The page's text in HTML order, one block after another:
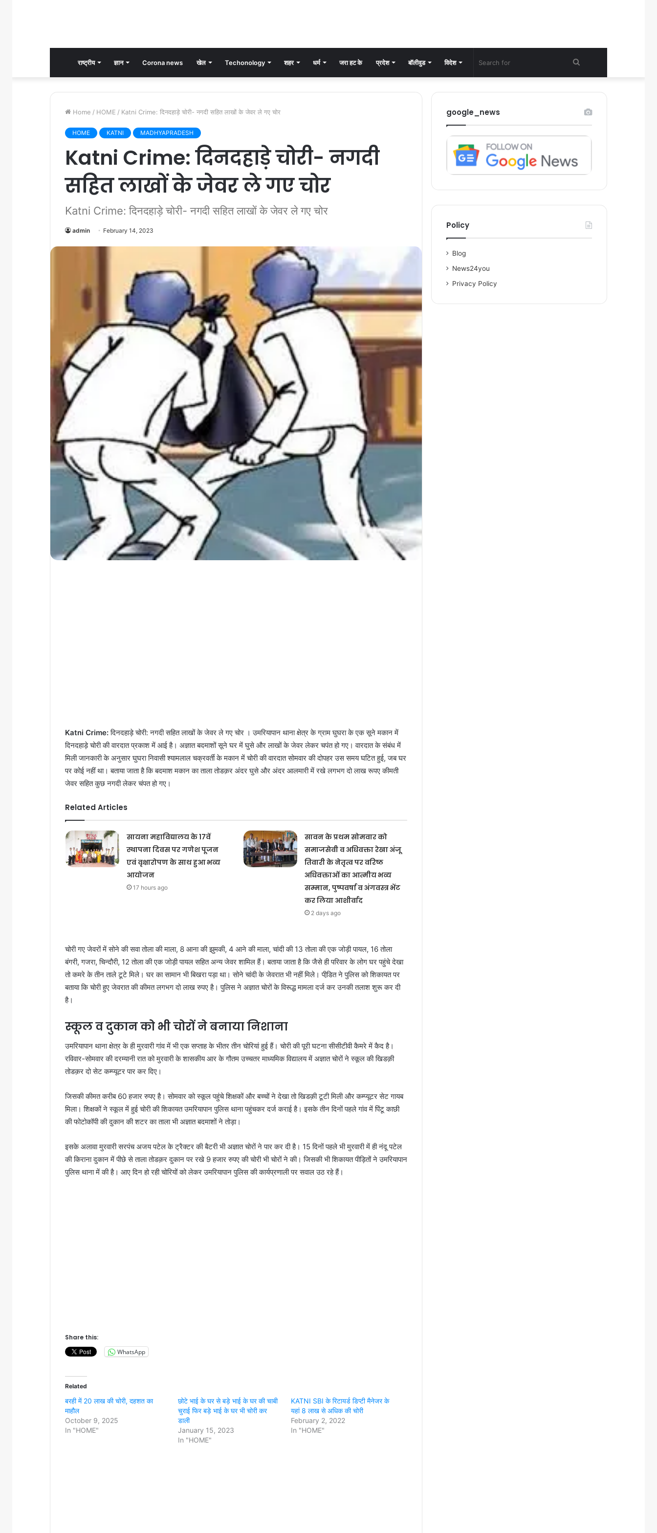
राष्ट्रीय ज्ञान Corona news खेल Techonology शहर धर्म जरा हट के प्रदेश बॉलीवुड विदेश
for
Home / HOME / Katni Crime: दिनदहाड़े चोरी- नगदी सहित लाखों के जेवर ले गए चोर
HOME KATNI MADHYAPRADESH
Katni Crime: दिनदहाड़े चोरी- नगदी
सहित लाखों के जेवर ले गए चोर
Katni Crime: दिनदहाड़े चोरी- नगदी सहित लाखों के जेवर ले गए चोर
admin February 14, 2023
Katni Crime:दिनदहाड़े चोरी: नगदी सहित लाखों के जेवर ले गए चोर । उमरियापान थाना क्षेत्र के ग्राम घुघरा के एक सूने मकान में
दिनदहाड़े चोरी की वारदात प्रकाश में आई है। अज्ञात बदमाशों सूने घर में घुसे और लाखों के जेवर लेकर चपंत हो गए। वारदात के संबंध में
मिली जानकारी के अनुसार घुघरा निवासी श्यामलाल चक्रवर्ती के मकान में चोरी की वारदात सोमवार की दोपहर उस समय घटित हुई, जब घर
पर कोई नहीं था। बताया जाता है कि बदमाश मकान का ताला तोडक़र अंदर घुसे और अंदर आलमारी में रखे लगभग दो लाख रूपए कीमती
जेवर सहित कुछ नगदी लेकर चंपत हो गए।
Related Articles
सायना महाविद्यालय के 17वें
स्थापना दिवस पर गणेश पूजन
एवं वृक्षारोपण के साथ हुआ भव्य
आयोजन
17 hours ago
सावन के प्रथम सोमवार को
समाजसेवी व अधिवक्ता रेखा अंजू
तिवारी के नेतृत्व पर वरिष्ठ
अधिवक्ताओं का आत्मीय भव्य
सम्मान, पुष्पवर्षा व अंगवस्त्र भेंट
कर लिया आशीर्वाद
2 days ago
चोरी गए जेवरों में सोने की सवा तोला की माला, 8 आना की झुमकी, 4 आने की माला, चांदी की 13 तोला की एक जोड़ी पायल, 16 तोला
बंगरी, गजरा, चिन्दौरी, 12 तोला की एक जोड़ी पायल सहित अन्य जेवर शामिल हैं। बताया जाता है कि जैसे ही परिवार के लोग घर पहुंचे देखा
तो कमरे के तीन ताले टूटे मिले। घर का सामान भी बिखरा पड़ा था। सोने चांदी के जेवरात भी नहीं मिले। पीडि़त ने पुलिस को शिकायत पर
बताया कि चोरी हुए जेवरात की कीमत लगभग दो लाख रुपए है। पुलिस ने अज्ञात चोरों के विरूद्ध मामला दर्ज कर उनकी तलाश शुरू कर दी
है।
स्कूल व दुकान को भी चोरों ने बनाया निशाना
उमरियापान थाना क्षेत्र के ही मुरवारी गांव में भी एक सप्ताह के भीतर तीन चोरियां हुई हैं। चोरी की पूरी घटना सीसीटीवी कैमरे में कैद है।
रविवार-सोमवार की दरम्यानी रात को मुरवारी के शासकीय आर के गौतम उच्चतर माध्यमिक विद्यालय में अज्ञात चोरों ने स्कूल की खिडक़ी
तोडक़र दो सेट कम्प्यूटर पार कर दिए।
जिसकी कीमत करीब 60 हजार रुपए है। सोमवार को स्कूल पहुंचे शिक्षकों और बच्चों ने देखा तो खिडक़ी टूटी मिली और कम्प्यूटर सेट गायब
मिला। शिक्षकों ने स्कूल में हुई चोरी की शिकायत उमरियापान पुलिस थाना पहुंचकर दर्ज कराई है। इसके तीन दिनों पहले गांव में पिंटू काछी
की फोटोकॉपी की दुकान की शटर का ताला भी अज्ञात बदमाशों ने तोड़ा।
इसके अलावा मुरवारी सरपंच अजय पटेल के ट्रैक्टर की बैटरी भी अज्ञात चोरों ने पार कर दी है। 15 दिनों पहले भी मुरवारी में ही नंदू पटेल
की किराना दुकान में पीछे से ताला तोडक़र दुकान पर रखे 9 हजार रुपए की चोरी भी चोरों ने की। जिसकी भी शिकायत पीड़ितों ने उमरियापान
पुलिस थाना में की है। आए दिन हो रही चोरियों को लेकर उमरियापान पुलिस की कार्यप्रणाली पर सवाल उठ रहे हैं।
Share this:
WhatsApp
Related
बरही में 20 लाख की चोरी, दहशत का
माहौल
October 9, 2025
In "HOME"
छोटे भाई के घर से बड़े भाई के घर की चाबी
चुराई फिर बड़े भाई के घर भी चोरी कर
डाली
January 15, 2023
In "HOME"
KATNI SBI के रिटायर्ड डिप्टी मैनेजर के
यहां 8 लाख से अधिक की चोरी
February 2, 2022
In "HOME"
google_news
Policy
Blog
News24you
Privacy Policy